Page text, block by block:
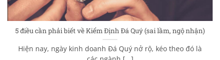
5 điều cần phải biết về Kiểm Định Đá Quý (sai lầm, ngộ nhận)
Hiện nay, ngày kinh doanh Đá Quý nở rộ, kéo theo đó là